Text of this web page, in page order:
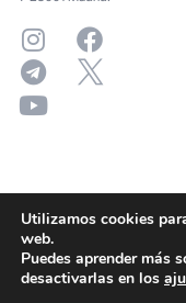
Utilizamos cookies
web.
Puedes aprender más
desactivarlas en los